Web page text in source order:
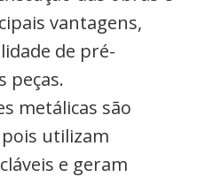
vantagens,
de pré-
peças.
metálicas são
utilizam
e geram